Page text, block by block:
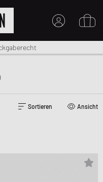
EINEN ACCOUNT ERSTELLEN
DE ab € 70
Sortieren Ansicht